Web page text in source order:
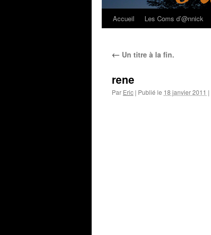
Aller
contenu
Accueil Les Coms d’@nnick
← Un titre à la fin.
rene
Par Eric | Publié le 18 janvier 2011 |